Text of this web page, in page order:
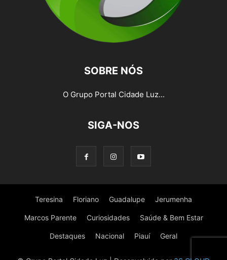
SOBRE NÓS
O Grupo Portal Cidade Luz...
SIGA-NOS
Teresina Floriano Guadalupe Jerumenha
Marcos Parente Curiosidades Saúde & Bem Estar
Destaques Nacional Piauí Geral